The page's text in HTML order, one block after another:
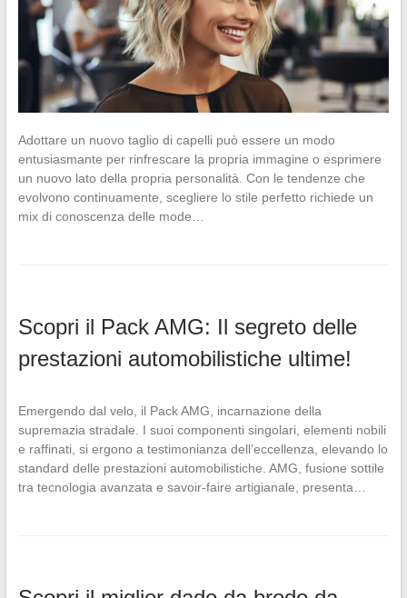
Adottare un nuovo taglio di capelli può essere un modo
entusiasmante per rinfrescare la propria immagine o esprimere
un nuovo lato della propria personalità. Con le tendenze che
evolvono continuamente, scegliere lo stile perfetto richiede un
mix di conoscenza delle mode…
Scopri il Pack AMG: Il segreto delle
prestazioni automobilistiche ultime!
Emergendo dal velo, il Pack AMG, incarnazione della
supremazia stradale. I suoi componenti singolari, elementi nobili
e raffinati, si ergono a testimonianza dell’eccellenza, elevando lo
standard delle prestazioni automobilistiche. AMG, fusione sottile
tra tecnologia avanzata e savoir-faire artigianale, presenta…